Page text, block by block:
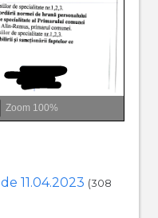
Zoom 100%
11.04.2023 (308